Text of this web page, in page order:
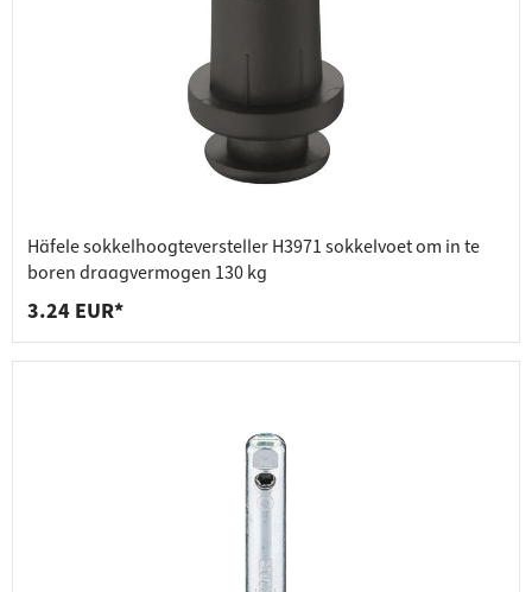
Häfele sokkelhoogteversteller H3971 sokkelvoet om in te
boren draagvermogen 130 kg
3.24 EUR*